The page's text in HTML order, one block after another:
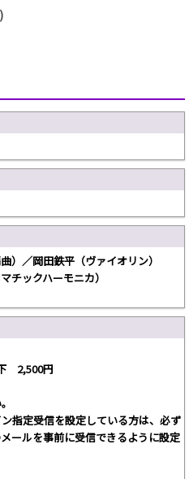
）／岡田鉄平（ヴァイオリン）
チックハーモニカ）
2,500円
指定受信を設定している方は、必ず
ールを事前に受信できるように設定